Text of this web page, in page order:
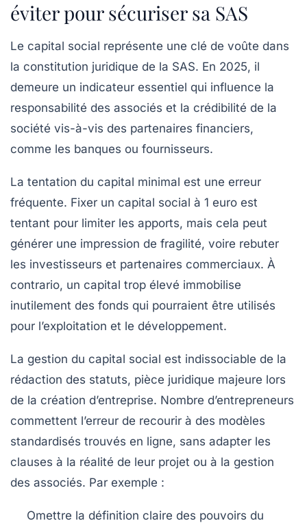
éviter pour sécuriser sa SAS
Le capital social représente une clé de voûte dans
la constitution juridique de la SAS. En 2025, il
demeure un indicateur essentiel qui influence la
responsabilité des associés et la crédibilité de la
société vis-à-vis des partenaires financiers,
comme les banques ou fournisseurs.
La tentation du capital minimal est une erreur
fréquente. Fixer un capital social à 1 euro est
tentant pour limiter les apports, mais cela peut
générer une impression de fragilité, voire rebuter
les investisseurs et partenaires commerciaux. À
contrario, un capital trop élevé immobilise
inutilement des fonds qui pourraient être utilisés
pour l’exploitation et le développement.
La gestion du capital social est indissociable de la
rédaction des statuts, pièce juridique majeure lors
de la création d’entreprise. Nombre d’entrepreneurs
commettent l’erreur de recourir à des modèles
standardisés trouvés en ligne, sans adapter les
clauses à la réalité de leur projet ou à la gestion
des associés. Par exemple :
Omettre la définition claire des pouvoirs du